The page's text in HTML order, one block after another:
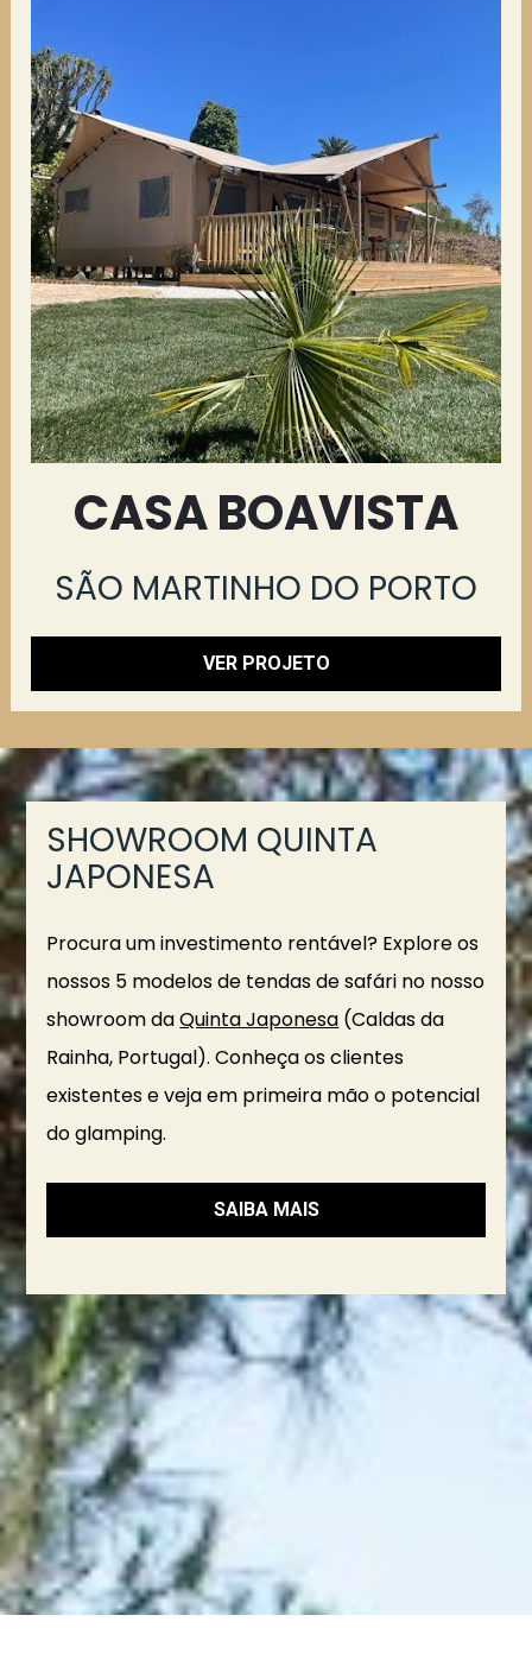
CASA BOAVISTA
SÃO MARTINHO DO PORTO
VER PROJETO
SHOWROOM QUINTA
JAPONESA
Procura um investimento rentável? Explore os
nossos 5 modelos de tendas de safári no nosso
showroom da Quinta Japonesa (Caldas da
Rainha, Portugal). Conheça os clientes
existentes e veja em primeira mão o potencial
do glamping.
SAIBA MAIS